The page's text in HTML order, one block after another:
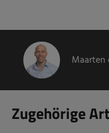
Maarten
Zugehörige